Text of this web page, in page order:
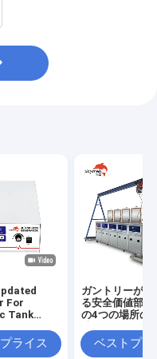
For
Tank
Box
ライス
ガントリーが付
る安全価値部品
の4つの場所の
ベストプラ